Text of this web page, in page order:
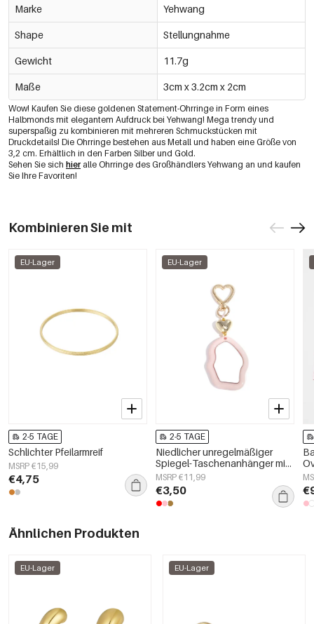
Marke Yehwang
Shape Stellungnahme
Gewicht 11.7g
Maße 3cm x 3.2cm x 2cm
Wow! Kaufen Sie diese goldenen Statement-Ohrringe in Form eines
Halbmonds mit elegantem Aufdruck bei Yehwang! Mega trendy und
superspaßig zu kombinieren mit mehreren Schmuckstücken mit
Druckdetails! Die Ohrringe bestehen aus Metall und haben eine Größe von
3,2 cm. Erhältlich in den Farben Silber und Gold.
Sehen Sie sich hier alle Ohrringe des Großhändlers Yehwang an und kaufen
Sie Ihre Favoriten!
Kombinieren Sie mit
EU-Lager
2-5 TAGE
Schlichter Pfeilarmreif
MSRP €15,99
€4,75
EU-Lager
2-5 TAGE
Niedlicher unregelmäßiger
Spiegel-Taschenanhänger mit
Herzdetail
MSRP €11,99
€3,50
Ähnlichen Produkten
EU-Lager EU-Lager